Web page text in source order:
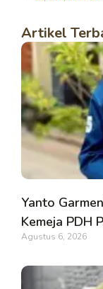
Artikel
Yanto
Kemeja PDH
Agustus 6, 2026